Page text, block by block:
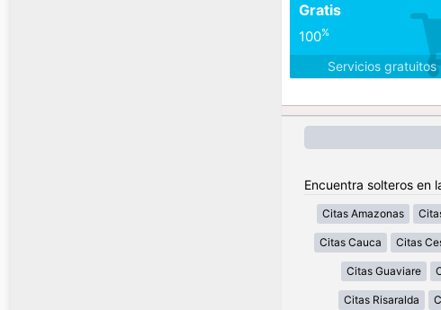
Gratis
100%
Servicios gratuitos
Encuentra solteros en
Citas Amazonas
Citas Cauca Citas
Citas Guaviare
Citas Risaralda